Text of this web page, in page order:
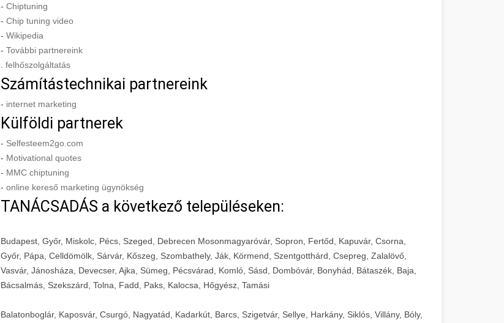
- Chiptuning
- Chip tuning video
- Wikipedia
- További partnereink
felhőszolgáltatás
Számítástechnikai partnereink
- internet marketing
Külföldi partnerek
- Selfesteem2go.com
- Motivational quotes
- MMC chiptuning
- online kereső marketing ügynökség
TANÁCSADÁS a következő településeken:
Budapest, Győr, Miskolc, Pécs, Szeged, Debrecen Mosonmagyaróvár, Sopron, Fertőd, Kapuvár, Csorna,
Győr, Pápa, Celldömölk, Sárvár, Kőszeg, Szombathely, Ják, Körmend, Szentgotthárd, Csepreg, Zalalövő,
Vasvár, Jánosháza, Devecser, Ajka, Sümeg, Pécsvárad, Komló, Sásd, Dombóvár, Bonyhád, Bátaszék, Baja,
Bácsalmás, Szekszárd, Tolna, Fadd, Paks, Kalocsa, Hőgyész, Tamási
Balatonboglár, Kaposvár, Csurgó, Nagyatád, Kadarkút, Barcs, Szigetvár, Sellye, Harkány, Siklós, Villány, Bóly,